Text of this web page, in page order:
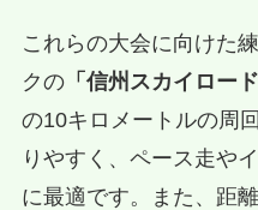
これらの大会に向けた
クの「信州スカイロード
の10キロメートルの周
りやすく、ペース走や
に最適です。また、距